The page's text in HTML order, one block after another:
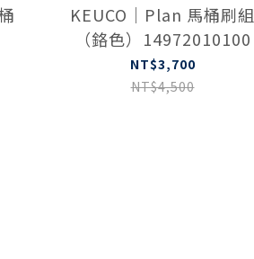
KEUCO｜Plan 馬桶刷組
（鉻色）14972010100
NT$3,700
NT$4,500